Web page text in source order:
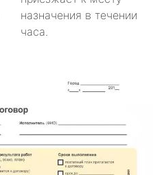
назначения в течении
часа.